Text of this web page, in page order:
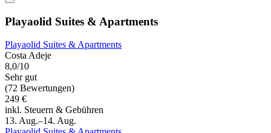
Playaolid Suites & Apartments
Playaolid Suites & Apartments
Costa Adeje
8,0/10
Sehr gut
(72 Bewertungen)
249 €
inkl. Steuern & Gebühren
13. Aug.–14. Aug.